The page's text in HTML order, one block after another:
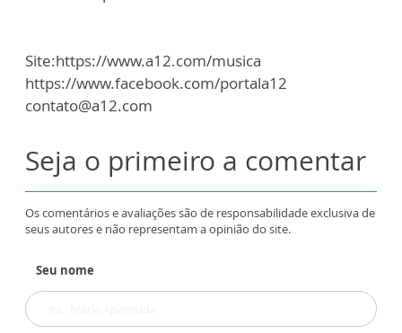
Site:https://www.a12.com/musica
https://www.facebook.com/portala12
contato@a12.com
Seja o primeiro a comentar
Os comentários e avaliações são de responsabilidade exclusiva de
seus autores e não representam a opinião do site.
Seu nome